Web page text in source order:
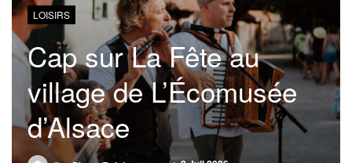
LOISIRS
Cap sur La Fête au
village de L’Écomusée
d’Alsace